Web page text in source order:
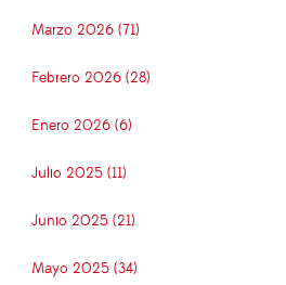
Marzo 2026 (71)
Febrero 2026 (28)
Enero 2026 (6)
Julio 2025 (11)
Junio 2025 (21)
Mayo 2025 (34)